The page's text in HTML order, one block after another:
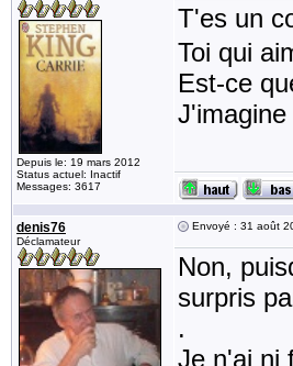
Depuis le: 19 mars 2012
Status actuel: Inactif
Messages: 3617
T'es un
Toi qui
Est-ce
denis76
Déclamateur
Envoyé : 31 août
Non,
surpris
.
Je n'ai ni